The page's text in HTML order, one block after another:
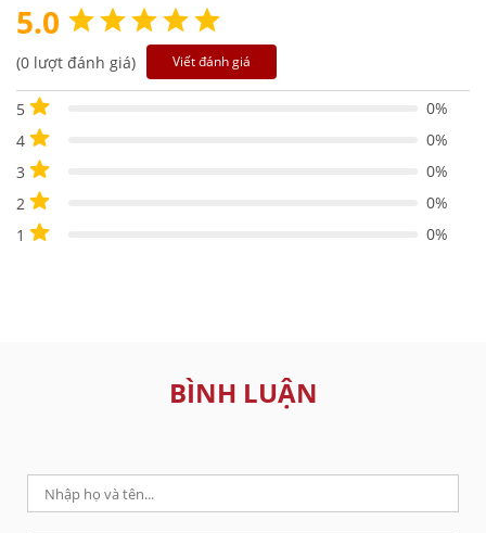
5.0
(0 lượt đánh giá) Viết đánh giá
5
0%
4
0%
3
0%
2
0%
1
0%
BÌNH LUẬN